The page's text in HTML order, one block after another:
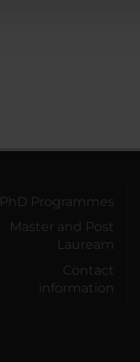
PhD Programmes
Master and Post
Lauream
Contact
information